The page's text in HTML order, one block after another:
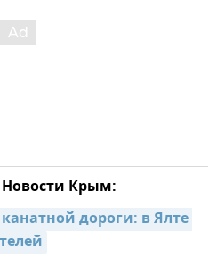
Крым:
дороги: в Ялте